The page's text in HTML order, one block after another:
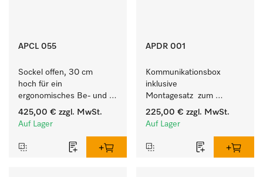
APCL 055
Sockel offen, 30 cm
hoch für ein
ergonomisches Be- und
Entladen von
Waschmaschine und
425,00 € zzgl. MwSt.
Auf Lager
APDR 001
Kommunikationsbox
inklusive
Montagesatz  zum
Verbindungsaufbau vom 9
- 10 kg Trockner mit
225,00 € zzgl. MwSt.
Auf Lager